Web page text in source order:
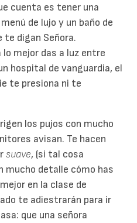
cuenta es tener una
de lujo y un baño de
te digan Señora.
mejor das a luz entre
hospital de vanguardia, el
te presiona ni te
los pujos con mucho
avisan. Te hacen
suave, (si tal cosa
detalle cómo has
en la clase de
te adiestrarán para ir
que una señora